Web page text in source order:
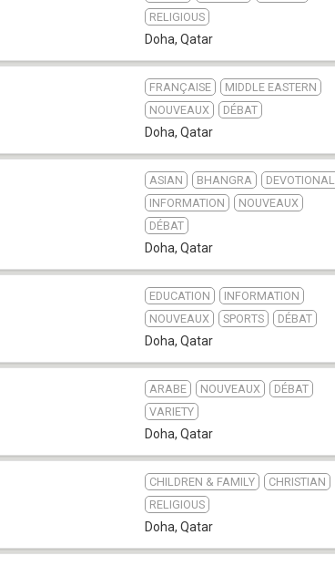
RELIGIOUS
Doha, Qatar
FRANÇAISE
MIDDLE EASTERN
NOUVEAUX
DÉBAT
Doha, Qatar
ASIAN BHANGRA
DEVOTIONAL
INFORMATION
NOUVEAUX
DÉBAT
Doha, Qatar
EDUCATION
INFORMATION
NOUVEAUX
SPORTS DÉBAT
Doha, Qatar
ARABE NOUVEAUX
DÉBAT
VARIETY
Doha, Qatar
CHILDREN & FAMILY
CHRISTIAN
RELIGIOUS
Doha, Qatar